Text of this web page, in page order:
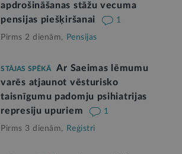
apdrošināšanas stāžu vecuma
pensijas piešķiršanai
1
Pirms 2 dienām, Pensijas
STĀJAS SPĒKĀ
Ar Saeimas lēmumu
varēs atjaunot vēsturisko
taisnīgumu padomju psihiatrijas
represiju upuriem
1
Pirms 3 dienām, Reģistri